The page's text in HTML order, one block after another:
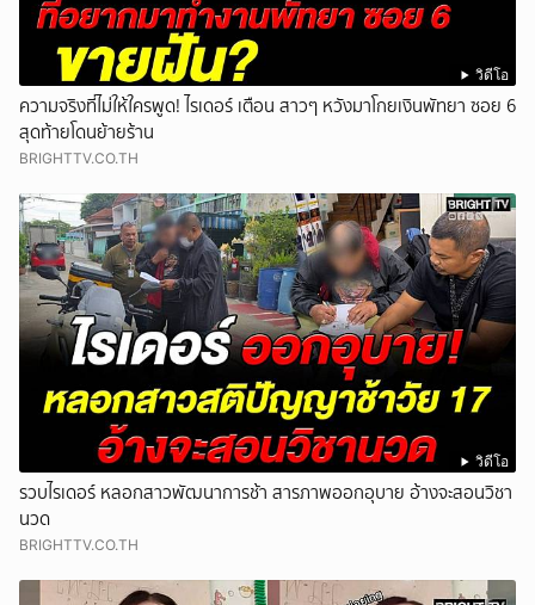
วิดีโอ
ความจริงที่ไม่ให้ใครพูด! ไรเดอร์ เตือน สาวๆ หวังมาโกยเงินพัทยา ซอย 6
สุดท้ายโดนย้ายร้าน
BRIGHTTV.CO.TH
วิดีโอ
รวบไรเดอร์ หลอกสาวพัฒนาการช้า สารภาพออกอุบาย อ้างจะสอนวิชา
นวด
BRIGHTTV.CO.TH